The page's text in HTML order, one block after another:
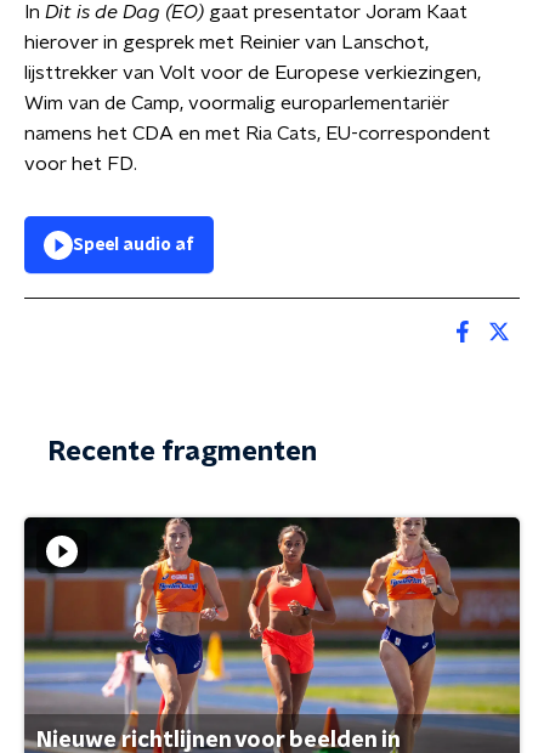
In Dit is de Dag (EO) gaat presentator Joram Kaat
hierover in gesprek met Reinier van Lanschot,
lijsttrekker van Volt voor de Europese verkiezingen,
Wim van de Camp, voormalig europarlementariër
namens het CDA en met Ria Cats, EU-correspondent
voor het FD.
Speel audio af
Recente fragmenten
Nieuwe richtlijnen voor beelden in